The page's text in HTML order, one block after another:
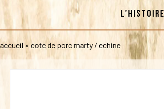
L’HISTOIRE
accueil »cote de porc marty / echine